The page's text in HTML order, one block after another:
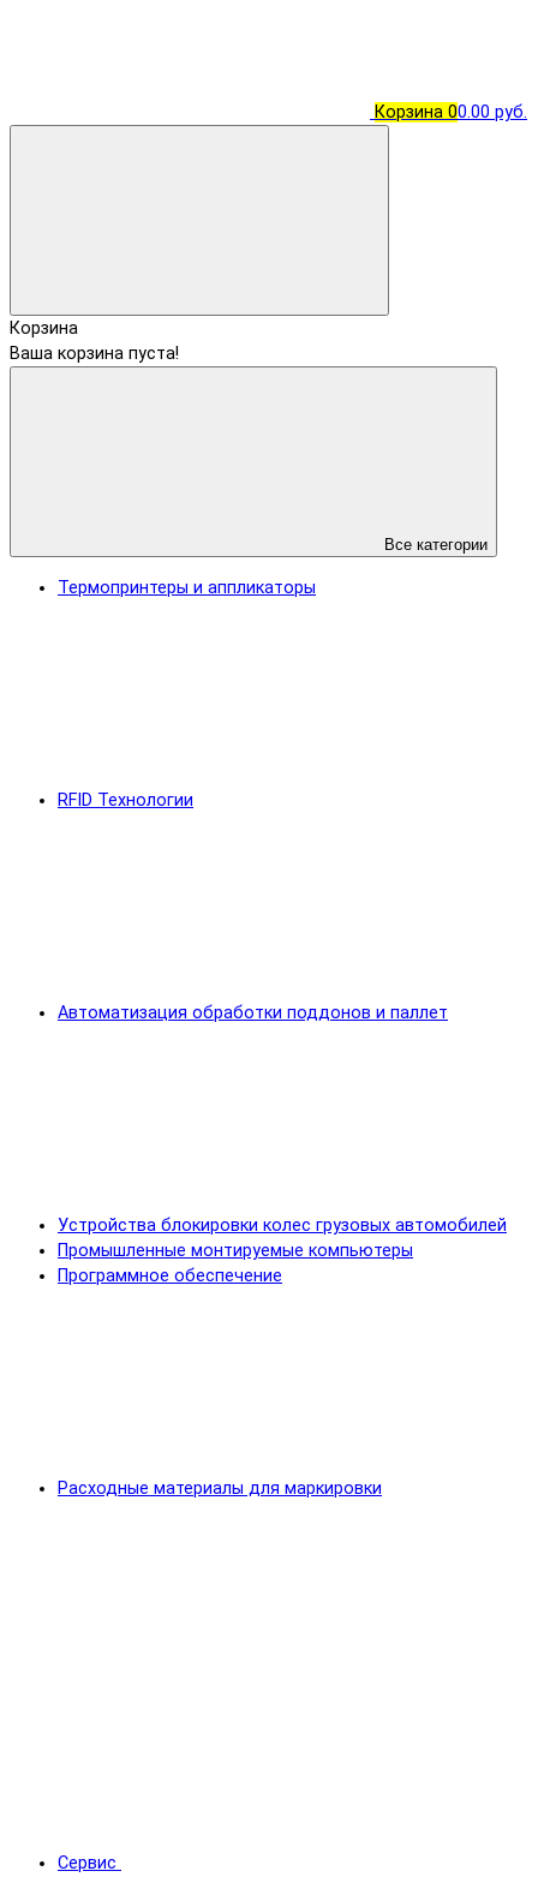
Корзина 00.00 руб.
Корзина
Ваша корзина пуста!
Все категории
Термопринтеры и аппликаторы
RFID Технологии
Автоматизация обработки поддонов и паллет
Устройства блокировки колес грузовых автомобилей
Промышленные монтируемые компьютеры
Программное обеспечение
Расходные материалы для маркировки
Сервис